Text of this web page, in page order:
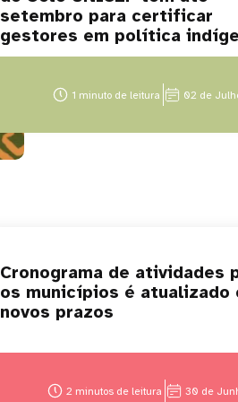
setembro para certificar
gestores em política
1 minuto de leitura 02 de
Cronograma de atividades
os municípios é atualizado
novos prazos
2 minutos de leitura 30 de